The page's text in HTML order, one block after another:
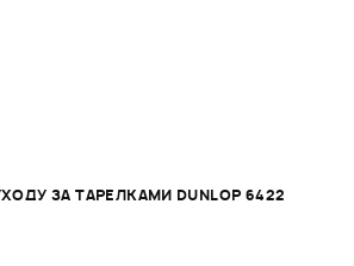
ЗА ТАРЕЛКАМИ DUNLOP 6422